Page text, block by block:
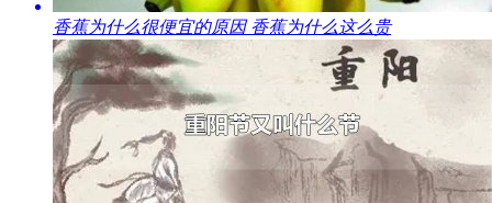
​香蕉为什么很便宜的原因 香蕉为什么这么贵